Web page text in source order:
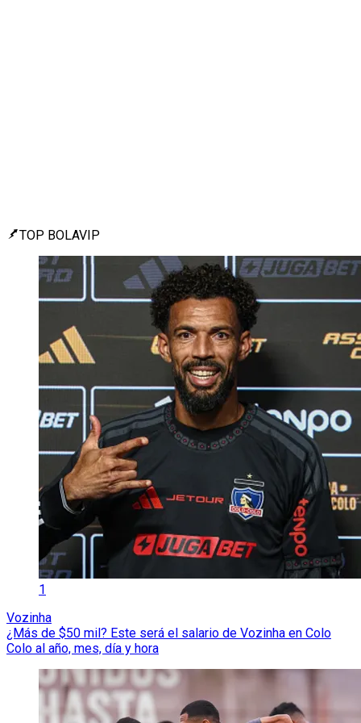
TOP BOLAVIP
1
Vozinha
¿Más de $50 mil? Este será el salario de Vozinha en Colo
Colo al año, mes, día y hora